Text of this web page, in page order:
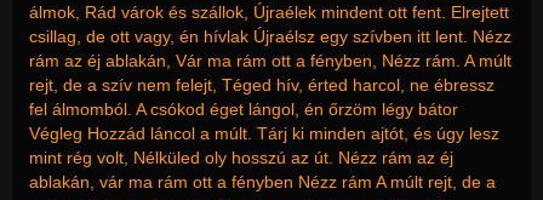
álmok, Rád várok és szállok, Újraélek mindent ott fent. Elrejtett
csillag, de ott vagy, én hívlak Újraélsz egy szívben itt lent. Nézz
rám az éj ablakán, Vár ma rám ott a fényben, Nézz rám. A múlt
rejt, de a szív nem felejt, Téged hív, érted harcol, ne ébressz
fel álmomból. A csókod éget lángol, én őrzöm légy bátor
Végleg Hozzád láncol a múlt. Tárj ki minden ajtót, és úgy lesz
mint rég volt, Nélküled oly hosszú az út. Nézz rám az éj
ablakán, vár ma rám ott a fényben Nézz rám A múlt rejt, de a